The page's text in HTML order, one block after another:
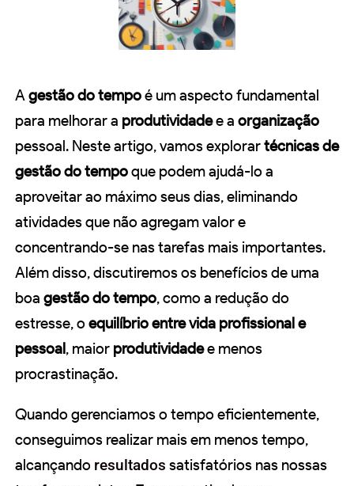
Agestão do tempoé um aspecto fundamental
para melhorar a produtividadee a organização
pessoal. Neste artigo, vamos explorartécnicas de
gestão do tempoque podem ajudá-lo a
aproveitar ao máximo seus dias, eliminando
atividades que não agregam valor e
concentrando-se nas tarefas mais importantes.
Além disso, discutiremos os benefícios de uma
boa gestão do tempo, como a redução do
estresse, o equilíbrio entre vida profissional e
pessoal, maior produtividadee menos
procrastinação.
Quando gerenciamos o tempo eficientemente,
conseguimos realizar mais em menos tempo,
alcançando resultados satisfatórios nas nossas